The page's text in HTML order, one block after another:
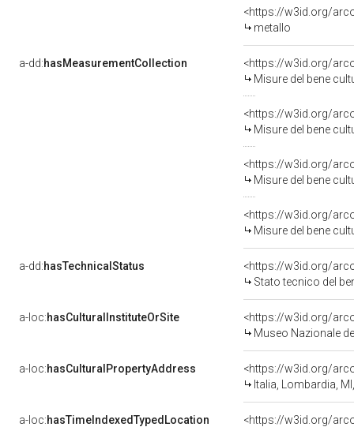
<https://w3id.org/
metallo
a-dd:hasMeasurementCollection
<https://w3id.org/
Misure del bene
<https://w3id.org/
Misure del bene
<https://w3id.org/
Misure del bene
<https://w3id.org/
Misure del bene
a-dd:hasTechnicalStatus
<https://w3id.org/
Stato tecnico del
a-loc:hasCulturalInstituteOrSite
Museo Nazionale
a-loc:hasCulturalPropertyAddress
<https://w3id.org/
Italia, Lombardia,
a-loc:hasTimeIndexedTypedLocation
<https://w3id.org/